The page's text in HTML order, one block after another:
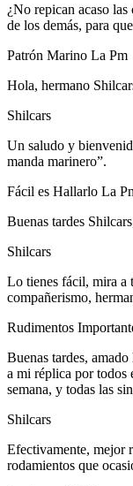
¿No repican acaso
de los demás, para
Patrón Marino La Pm
Hola, hermano
Shilcars
Un saludo y
manda marinero”.
Fácil es Hallarlo La
Buenas tardes
Shilcars
Lo tienes fácil, mira a
compañerismo,
Rudimentos
Buenas tardes,
a mi réplica por todos
semana, y todas las
Shilcars
Efectivamente, mejor
rodamientos que